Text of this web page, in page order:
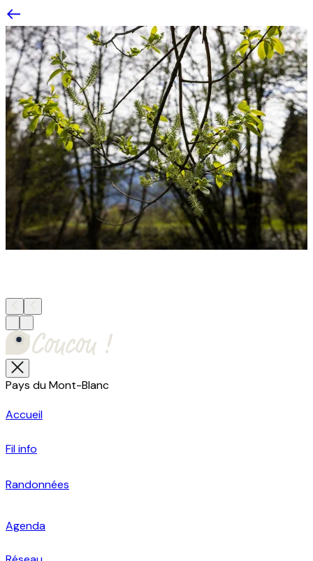
Pays du Mont-Blanc
Accueil
Fil info
Randonnées
Agenda